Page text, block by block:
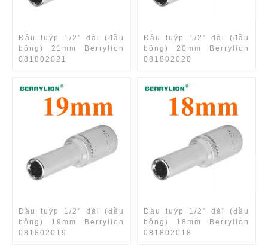
Đầu tuýp 1/2" dài (đầu
bông) 21mm Berrylion
081802021
Đầu tuýp 1/2" dài (đầu
bông) 20mm Berrylion
081802020
Đầu tuýp 1/2" dài (đầu
bông) 19mm Berrylion
081802019
Đầu tuýp 1/2" dài (đầu
bông) 18mm Berrylion
081802018